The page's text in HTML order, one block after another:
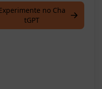
no Cha
tGPT